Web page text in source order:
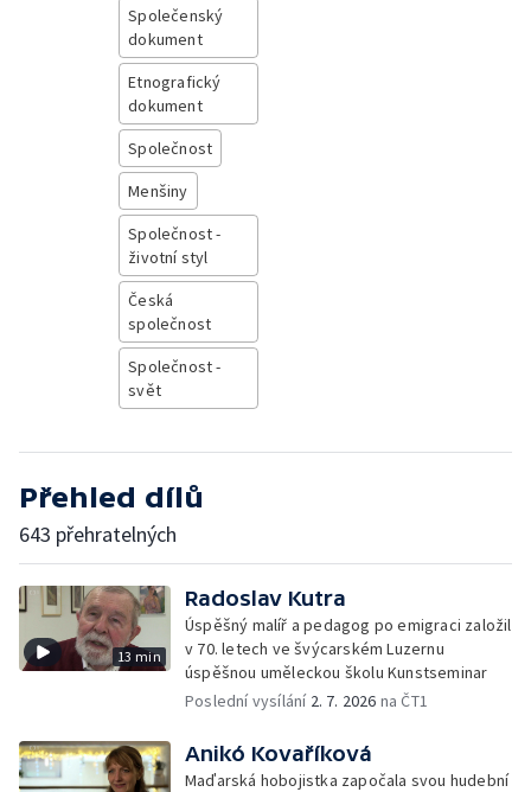
Společenský
dokument
Etnografický
dokument
Společnost
Menšiny
Společnost -
životní styl
Česká
společnost
Společnost -
svět
Přehled dílů
643 přehratelných
13 min
Radoslav Kutra
Úspěšný malíř a pedagog po emigraci založil
v 70. letech ve švýcarském Luzernu
úspěšnou uměleckou školu Kunstseminar
Poslední vysílání 2. 7. 2026 na ČT1
Anikó Kovaříková
Maďarská hobojistka započala svou hudební